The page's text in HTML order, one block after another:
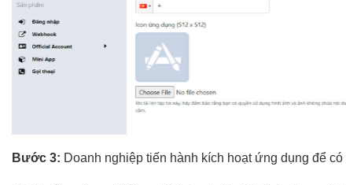
Bước 3: Doanh nghiệp tiến hành kích hoạt ứng dụng để